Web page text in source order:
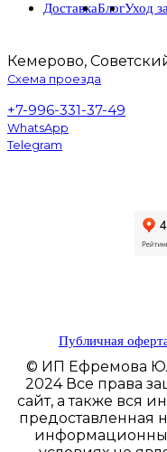
Кемерово,
Схема проезда
+7-996-331-37-49
WhatsApp
Telegram
ДоставкаБлогУход
Публичная
© ИП Ефремова
2024 Все права
сайт, а также вся
предоставленная